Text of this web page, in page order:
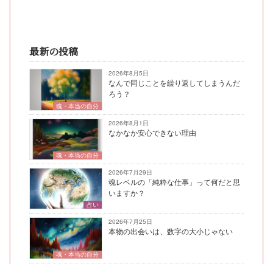
最新の投稿
魂・本当の自分
2026年8月5日
なんで同じことを繰り返してしまうんだ
ろう？
魂・本当の自分
2026年8月1日
なかなか安心できない理由
占い
2026年7月29日
魂レベルの「純粋な仕事」って何だと思
いますか？
魂・本当の自分
2026年7月25日
本物の出会いは、数字の大小じゃない